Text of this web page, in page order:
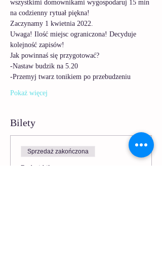
wszystkimi domownikami wygospodaruj 15 min
na codzienny rytuał piękna!
Zaczynamy 1 kwietnia 2022.
Uwaga! Ilość miejsc ograniczona! Decyduje
kolejność zapisów!
Jak powinnaś się przygotować?
-Nastaw budzik na 5.20
-Przemyj twarz tonikiem po przebudzeniu
Pokaż więcej
Bilety
Sprzedaż zakończona
Rodzaj biletu